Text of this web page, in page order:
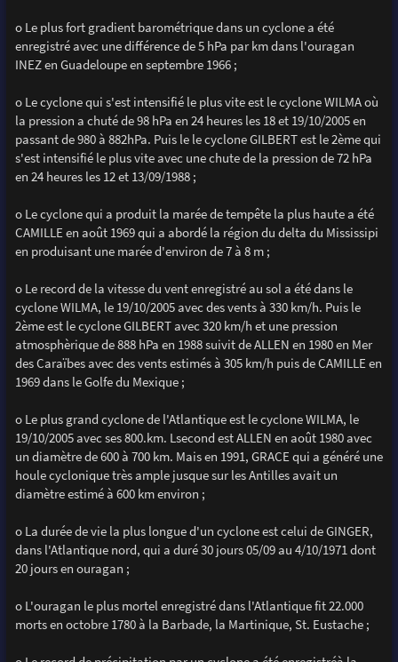
o Le plus fort gradient barométrique dans un cyclone a été
enregistré avec une différence de 5 hPa par km dans l'ouragan
INEZ en Guadeloupe en septembre 1966 ;
o Le cyclone qui s'est intensifié le plus vite est le cyclone WILMA où
la pression a chuté de 98 hPa en 24 heures les 18 et 19/10/2005 en
passant de 980 à 882hPa. Puis le le cyclone GILBERT est le 2ème qui
s'est intensifié le plus vite avec une chute de la pression de 72 hPa
en 24 heures les 12 et 13/09/1988 ;
o Le cyclone qui a produit la marée de tempête la plus haute a été
CAMILLE en août 1969 qui a abordé la région du delta du Mississipi
en produisant une marée d'environ de 7 à 8 m ;
o Le record de la vitesse du vent enregistré au sol a été dans le
cyclone WILMA, le 19/10/2005 avec des vents à 330 km/h. Puis le
2ème est le cyclone GILBERT avec 320 km/h et une pression
atmosphèrique de 888 hPa en 1988 suivit de ALLEN en 1980 en Mer
des Caraïbes avec des vents estimés à 305 km/h puis de CAMILLE en
1969 dans le Golfe du Mexique ;
o Le plus grand cyclone de l'Atlantique est le cyclone WILMA, le
19/10/2005 avec ses 800.km. Lsecond est ALLEN en août 1980 avec
un diamètre de 600 à 700 km. Mais en 1991, GRACE qui a généré une
houle cyclonique très ample jusque sur les Antilles avait un
diamètre estimé à 600 km environ ;
o La durée de vie la plus longue d'un cyclone est celui de GINGER,
dans l'Atlantique nord, qui a duré 30 jours 05/09 au 4/10/1971 dont
20 jours en ouragan ;
o L'ouragan le plus mortel enregistré dans l'Atlantique fit 22.000
morts en octobre 1780 à la Barbade, la Martinique, St. Eustache ;